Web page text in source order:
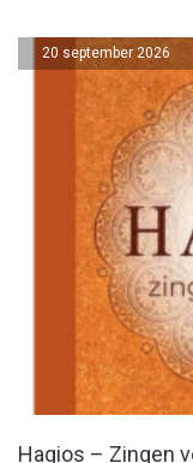
Hagios – Zingen
20 september 2026